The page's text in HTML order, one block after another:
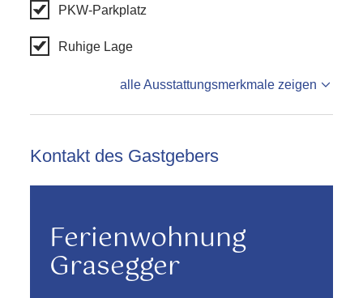
PKW-Parkplatz
Ruhige Lage
alle Ausstattungsmerkmale zeigen
Kontakt des Gastgebers
Ferienwohnung
Grasegger